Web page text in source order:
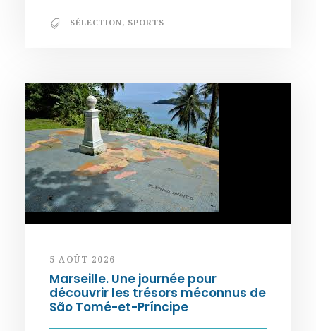
SÉLECTION, SPORTS
5 AOÛT 2026
Marseille. Une journée pour
découvrir les trésors méconnus de
São Tomé-et-Príncipe